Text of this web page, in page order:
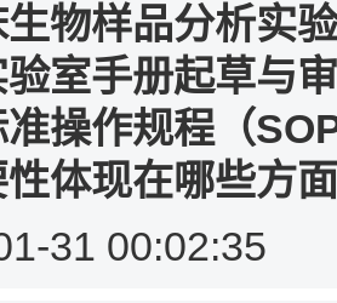
物样品分析实
室手册起草与
操作规程（
体现在哪些方
31 00:02:35